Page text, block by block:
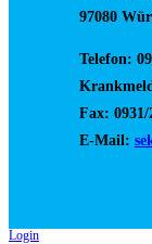
97080
Telefon:
Fax: 0931/
E-Mail:
Login